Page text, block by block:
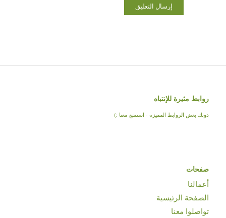
روابط مثيرة للإنتباه
دونك بعض الروابط المميزة - استمتع معنا :)
صفحات
أعمالنا
الصفحة الرئيسية
تواصلوا معنا